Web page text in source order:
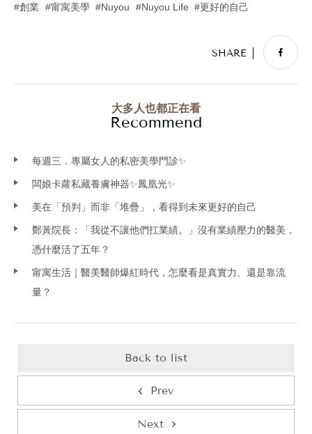
創業 甯寓美學 Nuyou Nuyou Life 更好的自己
大多人也都正在看
Recommend
每週三．專屬女人的私密美學門診✨
闆娘卡蘿私藏養膚神器✨鳳凰光✨
美在「預判」而非「堆疊」，看得到未來更好的自己
鄭黃院長：「我從不讓他們扛業績。」沒有業績壓力的醫美，
憑什麼活了五年？
甯寓生活｜醫美醫師爆紅時代，怎麼看是真實力、還是靠流
量？